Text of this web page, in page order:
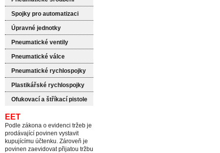
Spojky pro automatizaci
Úpravné jednotky
Pneumatické ventily
Pneumatické válce
Pneumatické rychlospojky
Plastikářské rychlospojky
Ofukovací a štříkací pistole
EET
Podle zákona o evidenci tržeb je
prodávající povinen vystavit
kupujícímu účtenku. Zároveň je
povinen zaevidovat přijatou tržbu